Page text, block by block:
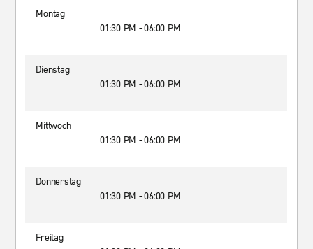
Montag
01:30 PM - 06:00 PM
Dienstag
01:30 PM - 06:00 PM
Mittwoch
01:30 PM - 06:00 PM
Donnerstag
01:30 PM - 06:00 PM
Freitag